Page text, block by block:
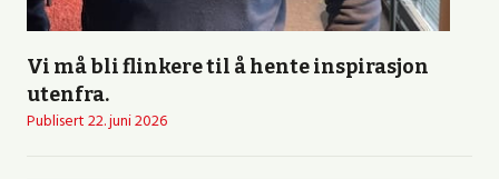
Vi må bli flinkere til å hente inspirasjon
utenfra.
Publisert22. juni 2026